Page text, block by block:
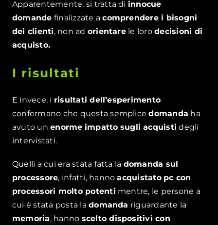
Apparentemente, si tratta di innocue
domande finalizzate acomprendere i bisogni
dei clienti, non ad orientarele lorodecisioni di
acquisto.
I risultati
E invece, i risultati dell’esperimento
confermano che questa semplicedomanda ha
avuto unenorme impatto sugli acquisti degli
intervistati.
Quelli a cui era stata fatta la domanda sul
processore, infatti, hannoacquistato pc con
processori molto potenti mentre, le persone a
cui è stata posta ladomanda riguardante la
memoria, hanno scelto dispositivi con